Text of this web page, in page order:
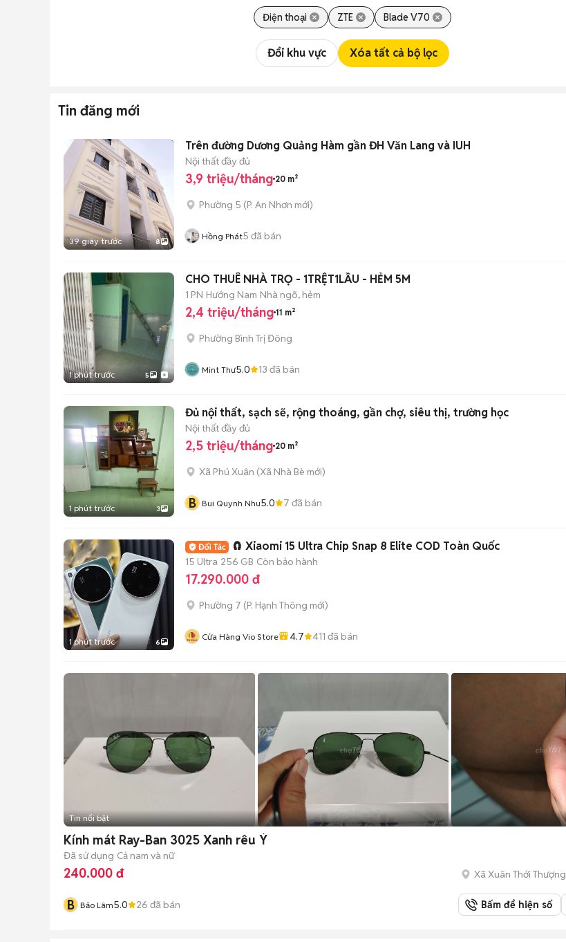
Điện thoại ZTE Blade V70
Đổi khu vực Xóa tất cả bộ lọc
Tin đăng mới
39 giây trước 8
Trên đường Dương Quảng Hàm gần ĐH Văn Lang và IUH
Nội thất đầy đủ
3,9 triệu/tháng 20 m²
Phường 5 (P. An Nhơn mới)
Hồng Phát5 đã bán
1 phút trước 5
CHO THUÊ NHÀ TRỌ - 1TRỆT1LẦU - HẺM 5M
1 PN Hướng Nam Nhà ngõ, hẻm
2,4 triệu/tháng 11 m²
Phường Bình Trị Đông
Mint Thư5.0 13 đã bán
1 phút trước 3
Đủ nội thất, sạch sẽ, rộng thoáng, gần chợ, siêu thị, trường học
Nội thất đầy đủ
2,5 triệu/tháng 20 m²
Xã Phú Xuân (Xã Nhà Bè mới)
B Bui Quynh Nhu5.0 7 đã bán
1 phút trước 6
🧲 Xiaomi 15 Ultra Chip Snap 8 Elite COD Toàn Quốc
15 Ultra 256 GB Còn bảo hành
17.290.000 đ
Phường 7 (P. Hạnh Thông mới)
Cửa Hàng Vio Store 4.7 411 đã bán
Tin nổi bật
Kính mát Ray-Ban 3025 Xanh rêu Ý
Đã sử dụng Cả nam và nữ
240.000 đ Xã Xuân Thới Thượng
B Bảo Lâm5.0 26 đã bán Bấm để hiện số